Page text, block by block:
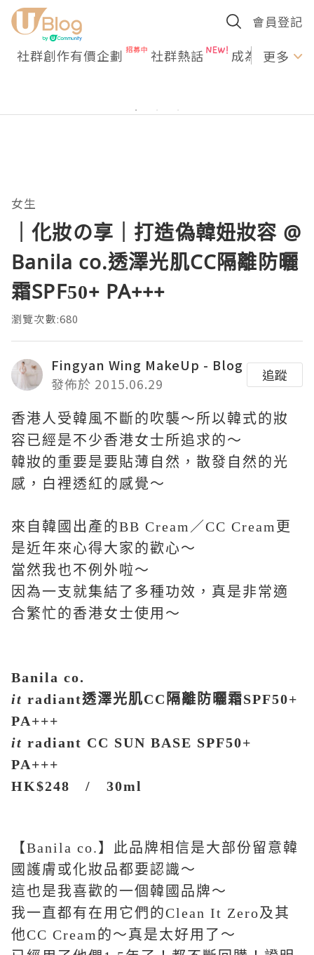
會員登記
社群創作有價企劃 社群熱話 成為U更多
女生
｜化妝の享｜打造偽韓妞妝容 @
Banila co.透澤光肌CC隔離防曬
霜SPF50+ PA+++
瀏覽次數:680
Fingyan Wing MakeUp - Blog
發佈於 2015.06.29
追蹤
香港人受韓風不斷的吹襲～所以韓式的妝
容已經是不少香港女士所追求的～
韓妝的重要是要貼薄自然，散發自然的光
感，白裡透紅的感覺～
來自韓國出產的BB Cream／CC Cream更
是近年來心得大家的歡心～
當然我也不例外啦～
因為一支就集結了多種功效，真是非常適
合繁忙的香港女士使用～
Banila co.
it radiant透澤光肌CC 隔離防曬霜SPF50+
PA+++
it radiant CC SUN BASE SPF50+
PA+++
HK$248
/ 30ml
【Banila co.】此品牌相信是大部份留意韓
國護膚或化妝品都要認識～
這也是我喜歡的一個韓國品牌～
我一直都有在用它們的Clean It Zero及其
他CC Cream的～真是太好用了～